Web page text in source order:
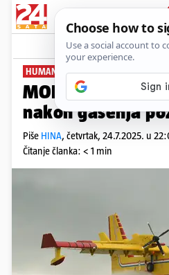
News
HUMANITARNA AKCIJA GAŠENJA
MORH: Povratak
nakon gašenja
Piše HINA, četvrtak, 24.7.2025. u
Čitanje članka: < 1 min